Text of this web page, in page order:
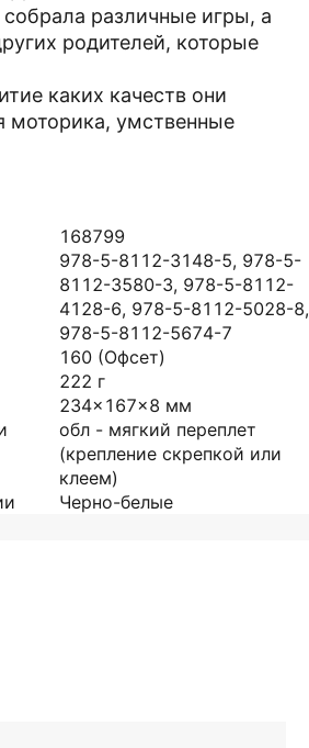
различные игры, а
родителей, которые
каких качеств они
моторика, умственные
168799
978-5-8112-3148-5, 978-5-
8112-3580-3, 978-5-8112-
4128-6, 978-5-8112-5028-8,
978-5-8112-5674-7
160 (Офсет)
222 г
234x167x8 мм
обл - мягкий переплет
(крепление скрепкой или
клеем)
Черно-белые